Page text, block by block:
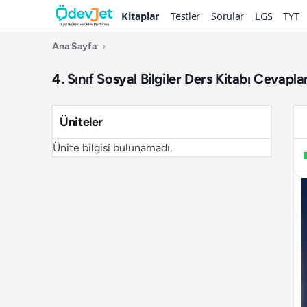
Kitaplar Testler Sorular LGS TYT
Ana Sayfa ›
4. Sınıf Sosyal Bilgiler Ders Kitabı
Üniteler
Ünite bilgisi bulunamadı.